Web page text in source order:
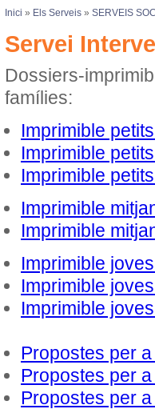
Inici » Els Serveis » SERVEIS
Servei
Dossiers-
famílies:
Imprimible
Imprimible
Imprimible
Imprimible
Imprimible
Imprimible
Imprimible
Imprimible
Propostes per
Propostes per
Propostes per